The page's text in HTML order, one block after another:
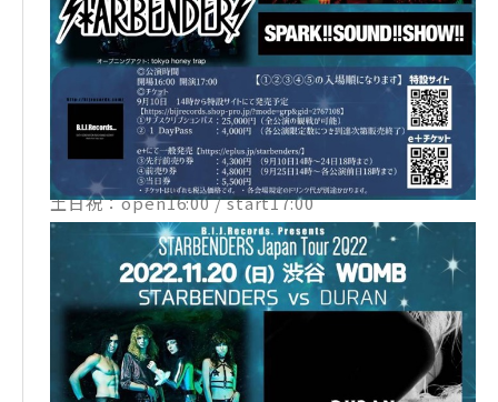
12月01日(木) 新宿 LOFT vs Suspended 4th
12月03日(土) 下北沢 Que vs 土屋アンナ
12月04日(日) 渋谷 WOMB vs HEESEY
12月05日(月) 渋谷 WWW vs tricot
※全公演OP：tokyo honey trap (B.I.J.Records.)
平日：open17:30 / start18:30
土日祝：open16:00 / start17:00
※11月21日・22日・29日・30日はopen17:00 / start
18:00
▼チケット
発売：9月10日(土)14時〜
【特設サイト】
・1DayPass：4,000円(各公演限定数につき到達次第